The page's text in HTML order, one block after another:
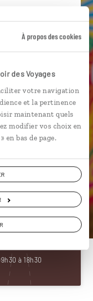
À propos des cookies
des Voyages
votre navigation
et la pertinence
maintenant quels
modifier vos choix en
en bas de page.
au plus
nos studios
avant,
spécialiste Panama
23
à 18h30